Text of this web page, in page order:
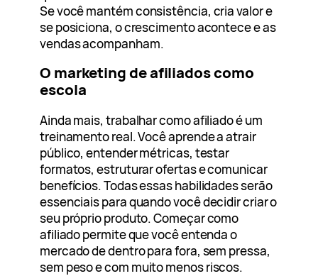
Se você mantém consistência, cria valor e
se posiciona, o crescimento acontece e as
vendas acompanham.
O marketing de afiliados como
escola
Ainda mais, trabalhar como afiliado é um
treinamento real. Você aprende a atrair
público, entender métricas, testar
formatos, estruturar ofertas e comunicar
benefícios. Todas essas habilidades serão
essenciais para quando você decidir criar o
seu próprio produto. Começar como
afiliado permite que você entenda o
mercado de dentro para fora, sem pressa,
sem peso e com muito menos riscos.